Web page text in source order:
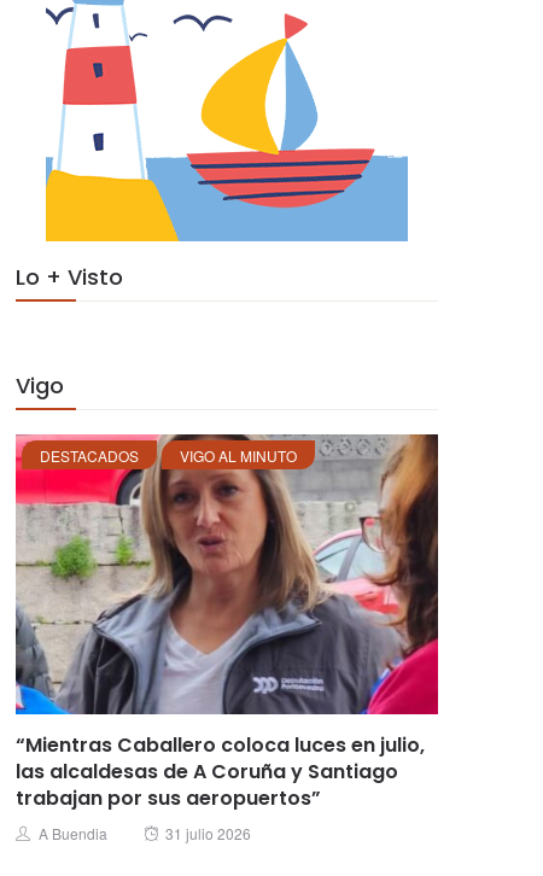
Lo + Visto
Vigo
DESTACADOS VIGO AL MINUTO
“Mientras Caballero coloca luces en julio,
las alcaldesas de A Coruña y Santiago
trabajan por sus aeropuertos”
Author
A Buendia
Posted
31 julio 2026